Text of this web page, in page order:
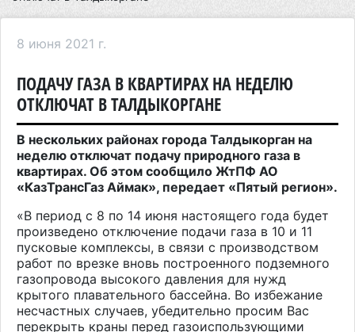
8 июня 2021 г.
ПОДАЧУ ГАЗА В КВАРТИРАХ НА НЕДЕЛЮ
ОТКЛЮЧАТ В ТАЛДЫКОРГАНЕ
В нескольких районах города Талдыкорган на
неделю отключат подачу природного газа в
квартирах. Об этом сообщило ЖтПФ АО
«КазТрансГаз Аймак», передает «Пятый регион».
«В период с 8 по 14 июня настоящего года будет
произведено отключение подачи газа в 10 и 11
пусковые комплексы, в связи с производством
работ по врезке вновь построенного подземного
газопровода высокого давления для нужд
крытого плавательного бассейна. Во избежание
несчастных случаев, убедительно просим Вас
перекрыть краны перед газоиспользующими